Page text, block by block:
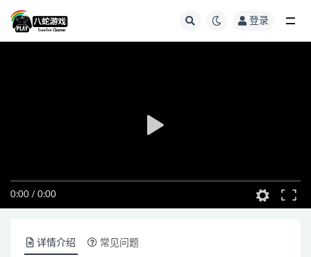
登录
0:00 / 0:00
详情介绍 常见问题